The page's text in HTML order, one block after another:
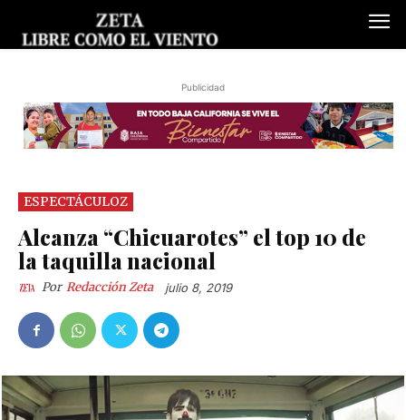
Publicidad
ESPECTÁCULOZ
Alcanza “Chicuarotes” el top 10 de
la taquilla nacional
Por Redacción Zeta julio 8, 2019